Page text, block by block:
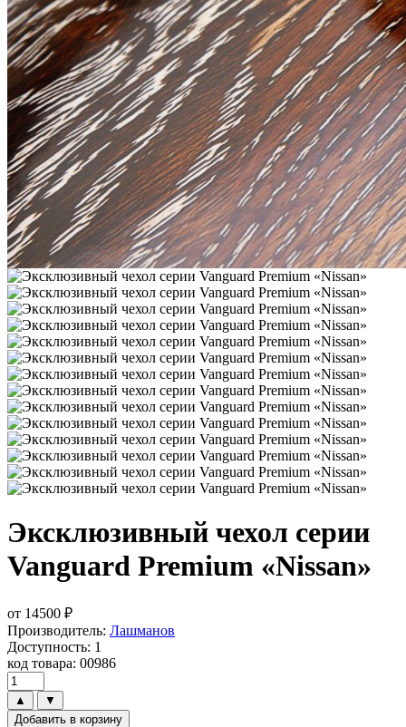
Эксклюзивный чехол серии
Vanguard Premium «Nissan»
от 14500 ₽
Производитель: Лашманов
Доступность: 1
код товара: 00986
▲
▼
Добавить в корзину